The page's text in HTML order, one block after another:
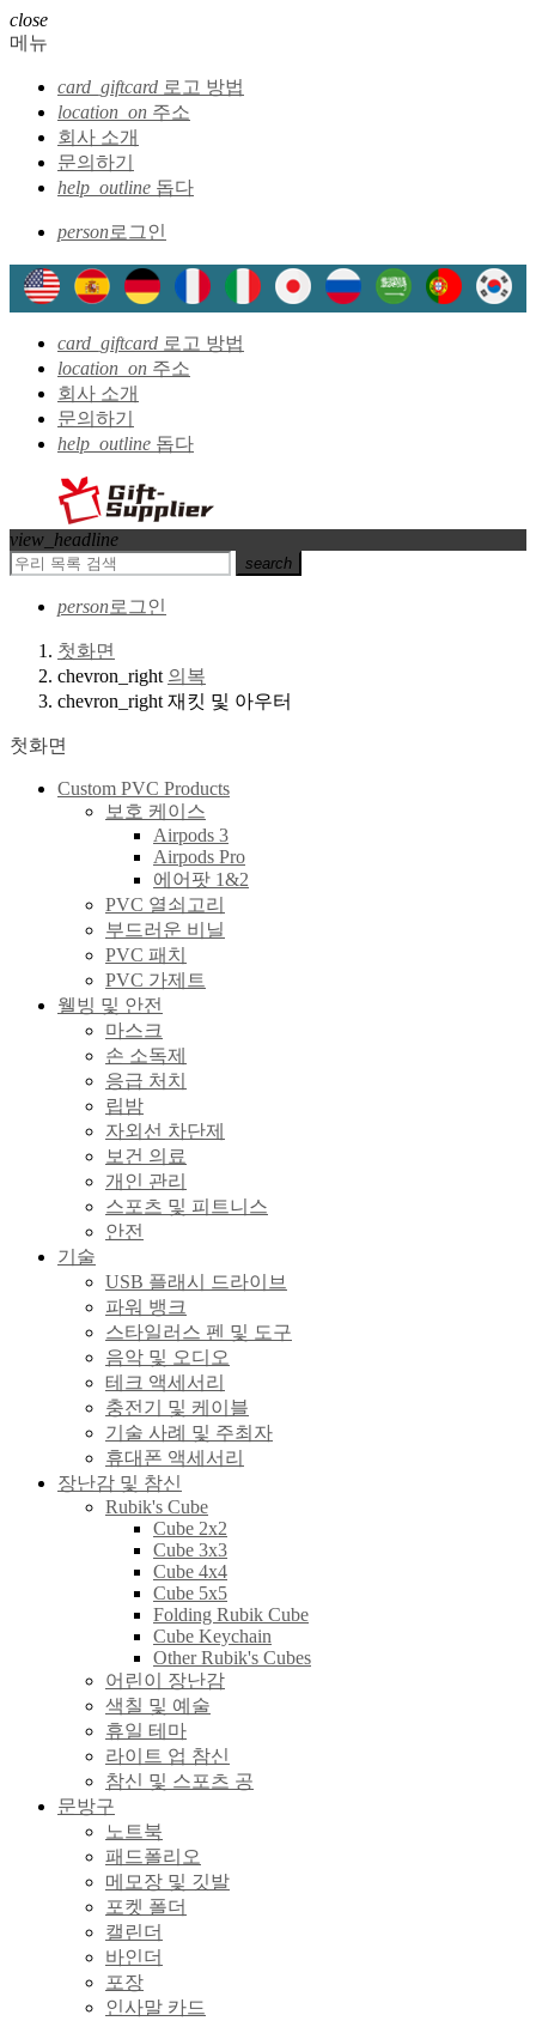
close
메뉴
card_giftcard 로고 방법
location_on 주소
회사 소개
문의하기
help_outline 돕다
person로그인
card_giftcard 로고 방법
location_on 주소
회사 소개
문의하기
help_outline 돕다
view_headline
search
person로그인
첫화면
chevron_right 의복
chevron_right 재킷 및 아우터
첫화면
Custom PVC Products
보호 케이스
Airpods 3
Airpods Pro
에어팟 1&2
PVC 열쇠고리
부드러운 비닐
PVC 패치
PVC 가제트
웰빙 및 안전
마스크
손 소독제
응급 처치
립밤
자외선 차단제
보건 의료
개인 관리
스포츠 및 피트니스
안전
기술
USB 플래시 드라이브
파워 뱅크
스타일러스 펜 및 도구
음악 및 오디오
테크 액세서리
충전기 및 케이블
기술 사례 및 주최자
휴대폰 액세서리
장난감 및 참신
Rubik's Cube
Cube 2x2
Cube 3x3
Cube 4x4
Cube 5x5
Folding Rubik Cube
Cube Keychain
Other Rubik's Cubes
어린이 장난감
색칠 및 예술
휴일 테마
라이트 업 참신
참신 및 스포츠 공
문방구
노트북
패드폴리오
메모장 및 깃발
포켓 폴더
캘린더
바인더
포장
인사말 카드